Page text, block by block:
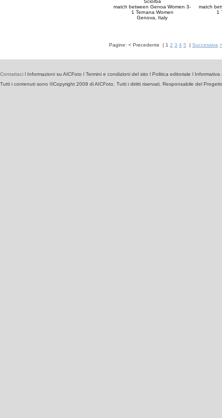
Sciorba
match between Genoa Women 3-
1 Ternana Women
Genova, Italy
match
1
Pagine: < Precedente | 1 2 3 4 5 | Successiva >
Contattaci l Informazioni su AICFoto l Termini e condizioni del sito l Politica editoriale l Informativa
Tutti i contenuti sono ©Copyright 2009 di AICFoto. Tutti i diritti riservati. Responsabile del